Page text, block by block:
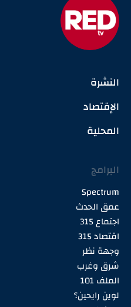
النشرة
الإقتصاد
المحلية
البرامج
Spectrum
عمق الحدث
اجتماع 315
اقتصاد 315
وجهة نظر
شرق وغرب
الملف 101
لوين رايحين؟